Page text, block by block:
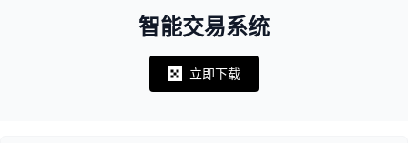
智能交易系统
Notifications
立即下载